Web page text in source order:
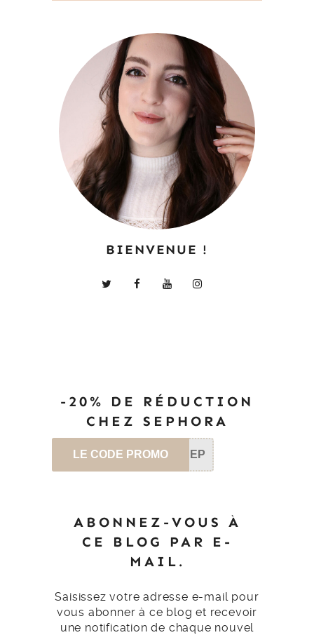
BIENVENUE !
-20% DE RÉDUCTION
CHEZ SEPHORA
LE CODE PROMO SEP
ABONNEZ-VOUS À
CE BLOG PAR E-
MAIL.
Saisissez votre adresse e-mail pour
vous abonner à ce blog et recevoir
une notification de chaque nouvel